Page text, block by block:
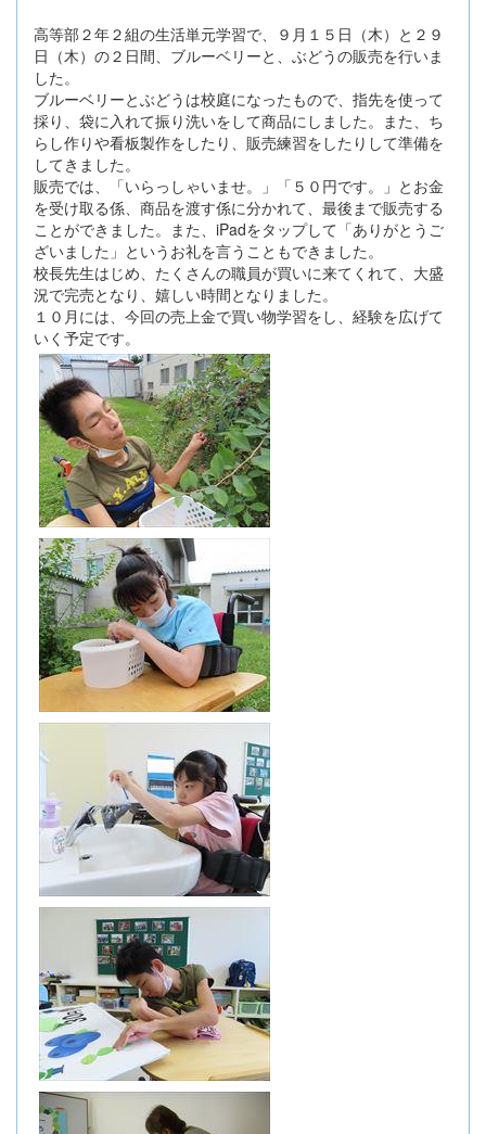
高等部２年２組の生活単元学習で、９月１５日（木）と２９
日（木）の２日間、ブルーベリーと、ぶどうの販売を行いま
した。
ブルーベリーとぶどうは校庭になったもので、指先を使って
採り、袋に入れて振り洗いをして商品にしました。また、ち
らし作りや看板製作をしたり、販売練習をしたりして準備を
してきました。
販売では、「いらっしゃいませ。」「５０円です。」とお金
を受け取る係、商品を渡す係に分かれて、最後まで販売する
ことができました。また、iPadをタップして「ありがとうご
ざいました」というお礼を言うこともできました。
校長先生はじめ、たくさんの職員が買いに来てくれて、大盛
況で完売となり、嬉しい時間となりました。
１０月には、今回の売上金で買い物学習をし、経験を広げて
いく予定です。